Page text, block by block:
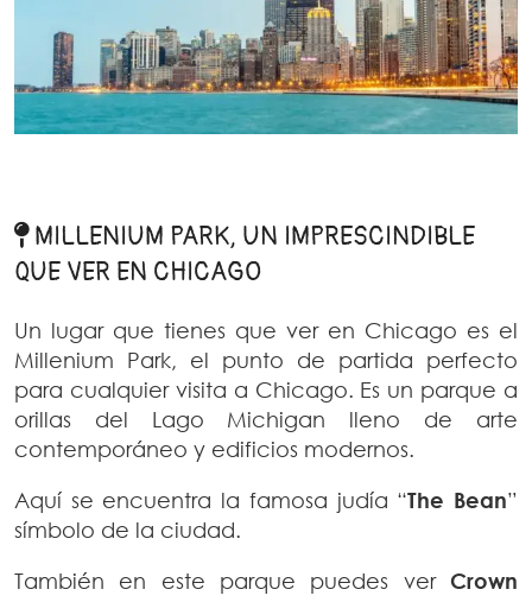
MILLENIUM PARK, UN IMPRESCINDIBLE
QUE VER EN CHICAGO
Un lugar que tienes que ver en Chicago es el
Millenium Park, el punto de partida perfecto
para cualquier visita a Chicago. Es un parque a
orillas del Lago Michigan lleno de arte
contemporáneo y edificios modernos.
Aquí se encuentra la famosa judía “The Bean”
símbolo de la ciudad.
También en este parque puedes ver Crown